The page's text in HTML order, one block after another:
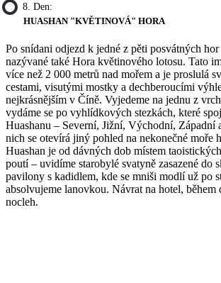
8. Den:
HUASHAN "KVĚTINOVÁ" HORA
Po snídani odjezd k jedné z pěti posvátných
nazývané také Hora květinového lotosu. Tato
více než 2 000 metrů nad mořem a je proslulá
cestami, visutými mostky a dechberoucími
nejkrásnějším v Číně. Vyjedeme na jednu z
vydáme se po vyhlídkových stezkách, které
Huashanu – Severní, Jižní, Východní, Západní
nich se otevírá jiný pohled na nekonečné moře
Huashan je od dávných dob místem
poutí – uvidíme starobylé svatyně zasazené do
pavilony s kadidlem, kde se mniši modlí už po
absolvujeme lanovkou. Návrat na hotel, během
nocleh.